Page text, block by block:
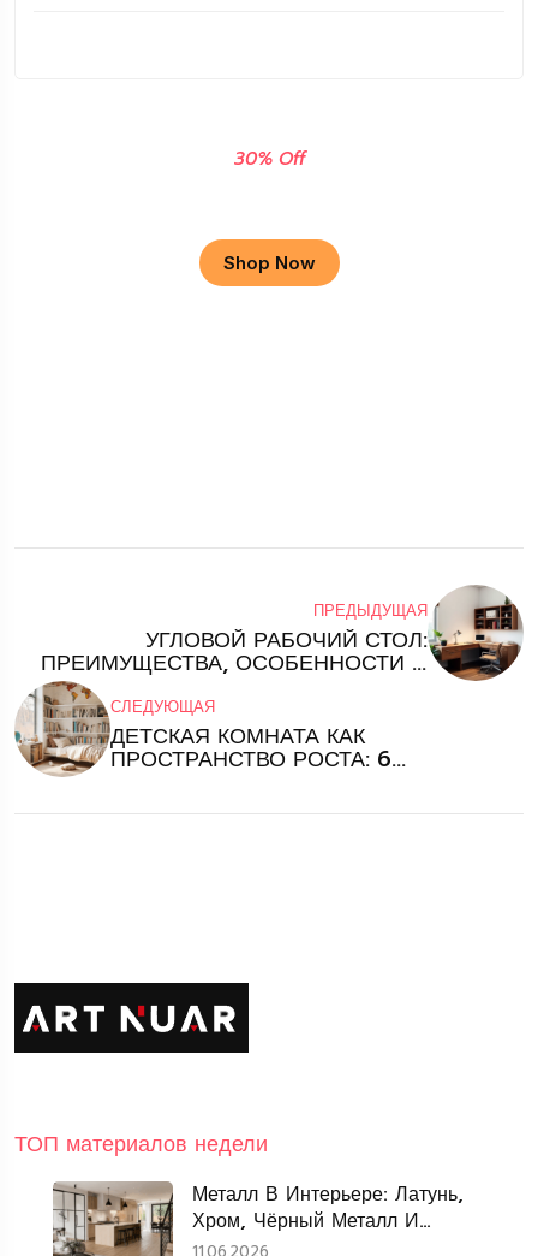
30% Off
Shop Now
ПРЕДЫДУЩАЯ
УГЛОВОЙ РАБОЧИЙ СТОЛ:
ПРЕИМУЩЕСТВА, ОСОБЕННОСТИ И
РЕКОМЕНДАЦИИ ПО ВЫБОРУ
СЛЕДУЮЩАЯ
ДЕТСКАЯ КОМНАТА КАК
ПРОСТРАНСТВО РОСТА: 6
ИНТЕРЬЕРА
ТОП материалов недели
Металл В Интерьере: Латунь,
Хром, Чёрный Металл И
Нержавеющая Сталь